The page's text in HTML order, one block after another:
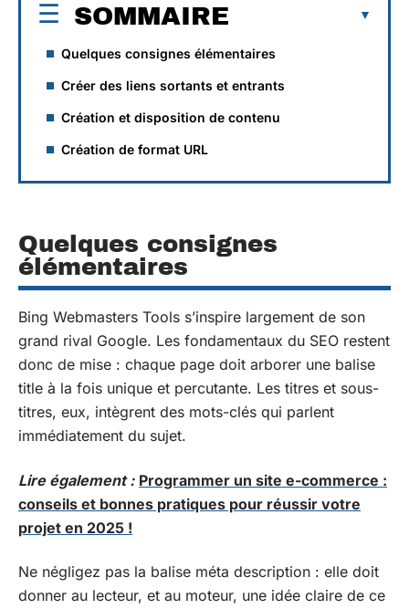
SOMMAIRE
Quelques consignes élémentaires
Créer des liens sortants et entrants
Création et disposition de contenu
Création de format URL
Quelques consignes
élémentaires
Bing Webmasters Tools s’inspire largement de son
grand rival Google. Les fondamentaux du SEO restent
donc de mise : chaque page doit arborer une balise
title à la fois unique et percutante. Les titres et sous-
titres, eux, intègrent des mots-clés qui parlent
immédiatement du sujet.
Lire également : Programmer un site e-commerce :
conseils et bonnes pratiques pour réussir votre
projet en 2025 !
Ne négligez pas la balise méta description : elle doit
donner au lecteur, et au moteur, une idée claire de ce